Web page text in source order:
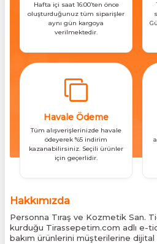
Hafta içi saat 16:00’ten önce
oluşturduğunuz tüm siparişler
aynı gün kargoya
verilmektedir.
Havale Ödeme
Tüm alışverişlerinizde havale
ödeyerek %5 indirim
kazanabilirsiniz. Seçili ürünler
için geçerlidir.
Hakkımızda
Personna Tıraş ve Kozmetik San.
kurduğu Tirassepetim.com adlı e-
bakım ürünlerini müşterilerine